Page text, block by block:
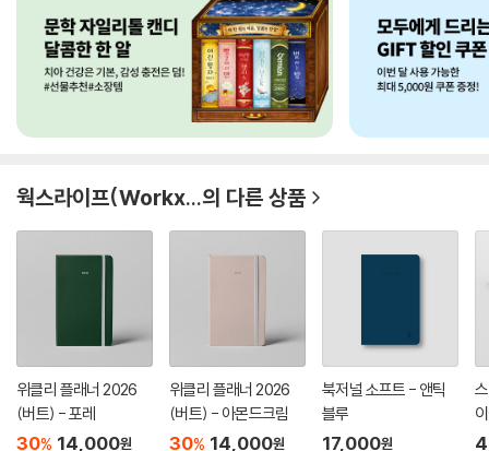
웍스라이프(Workx...의 다른 상품
위클리 플래너 2026
(버트) - 포레
30% 14,000원
위클리 플래너 2026
(버트) - 아몬드크림
30% 14,000원
북저널 소프트 - 앤틱
블루
17,000원